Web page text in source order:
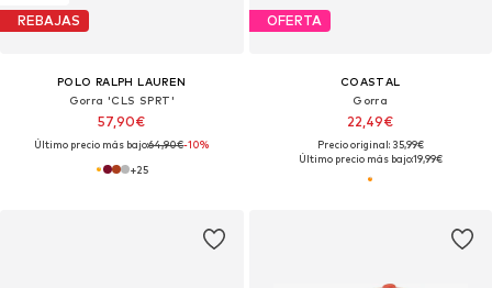
REBAJAS
POLO RALPH LAUREN
Gorra 'CLS SPRT'
57,90€
Último precio más bajo:64,90€-10%
+25
OFERTA
COASTAL
Gorra
22,49€
Precio original: 35,99€
Último precio más bajo:19,99€